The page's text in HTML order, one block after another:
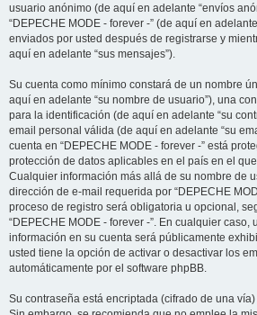
usuario anónimo (de aquí en adelante “envíos
“DEPECHE MODE - forever -” (de aquí en
enviados por usted después de registrarse y
aquí en adelante “sus mensajes”).
Su cuenta como mínimo constará de un nombre
aquí en adelante “su nombre de usuario”), una
para la identificación (de aquí en adelante “su
email personal válida (de aquí en adelante “su
cuenta en “DEPECHE MODE - forever -” está
protección de datos aplicables en el país en el
Cualquier información más allá de su nombre de
dirección de e-mail requerida por “DEPECHE
proceso de registro será obligatoria u opcional,
“DEPECHE MODE - forever -”. En cualquier
información en su cuenta será públicamente
usted tiene la opción de activar o desactivar los
automáticamente por el software phpBB.
Su contraseña está encriptada (cifrado de una